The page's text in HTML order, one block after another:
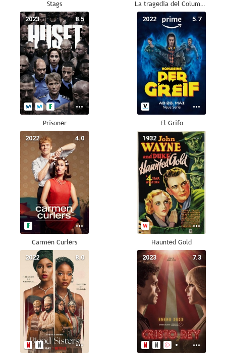
Stags La tragedia del Columbia
8.5
2023
Prisoner
5.7
2022
El Grifo
4.0
2022
Carmen Curlers
--
1932
Haunted Gold
8.0
2022 7.3
2023